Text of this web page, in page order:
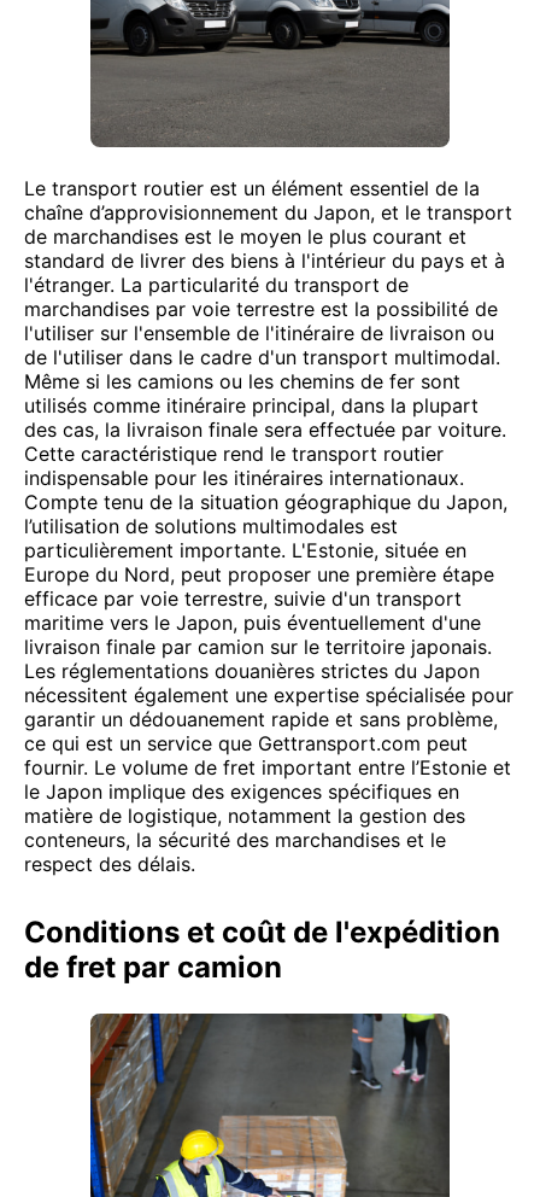
Le transport routier est un élément essentiel de la
chaîne d’approvisionnement du Japon, et le transport
de marchandises est le moyen le plus courant et
standard de livrer des biens à l'intérieur du pays et à
l'étranger. La particularité du transport de
marchandises par voie terrestre est la possibilité de
l'utiliser sur l'ensemble de l'itinéraire de livraison ou
de l'utiliser dans le cadre d'un transport multimodal.
Même si les camions ou les chemins de fer sont
utilisés comme itinéraire principal, dans la plupart
des cas, la livraison finale sera effectuée par voiture.
Cette caractéristique rend le transport routier
indispensable pour les itinéraires internationaux.
Compte tenu de la situation géographique du Japon,
l’utilisation de solutions multimodales est
particulièrement importante. L'Estonie, située en
Europe du Nord, peut proposer une première étape
efficace par voie terrestre, suivie d'un transport
maritime vers le Japon, puis éventuellement d'une
livraison finale par camion sur le territoire japonais.
Les réglementations douanières strictes du Japon
nécessitent également une expertise spécialisée pour
garantir un dédouanement rapide et sans problème,
ce qui est un service que Gettransport.com peut
fournir. Le volume de fret important entre l’Estonie et
le Japon implique des exigences spécifiques en
matière de logistique, notamment la gestion des
conteneurs, la sécurité des marchandises et le
respect des délais.
Conditions et coût de l'expédition
de fret par camion